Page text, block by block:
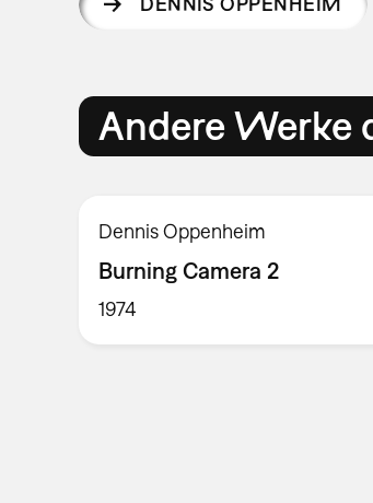
Andere Werke
Dennis Oppenheim
Burning Camera 2
1974